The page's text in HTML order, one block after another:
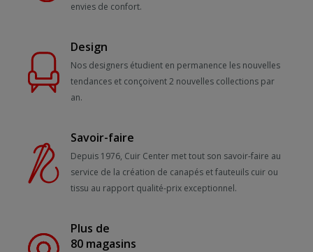
envies de confort.
Design
Nos designers étudient en permanence les nouvelles
tendances et conçoivent 2 nouvelles collections par
an.
Savoir-faire
Depuis 1976, Cuir Center met tout son savoir-faire au
service de la création de canapés et fauteuils cuir ou
tissu au rapport qualité-prix exceptionnel.
Plus de
80 magasins